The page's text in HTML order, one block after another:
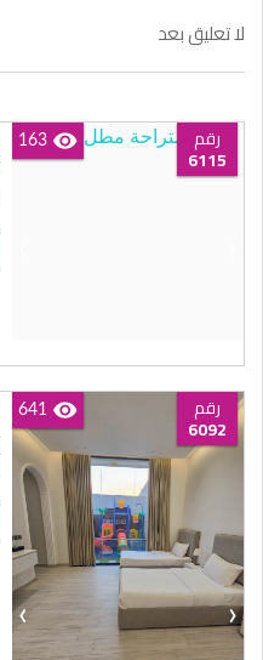
لا تعليق بعد
رقم
6115
163
رقم
6092
641
‹ ›